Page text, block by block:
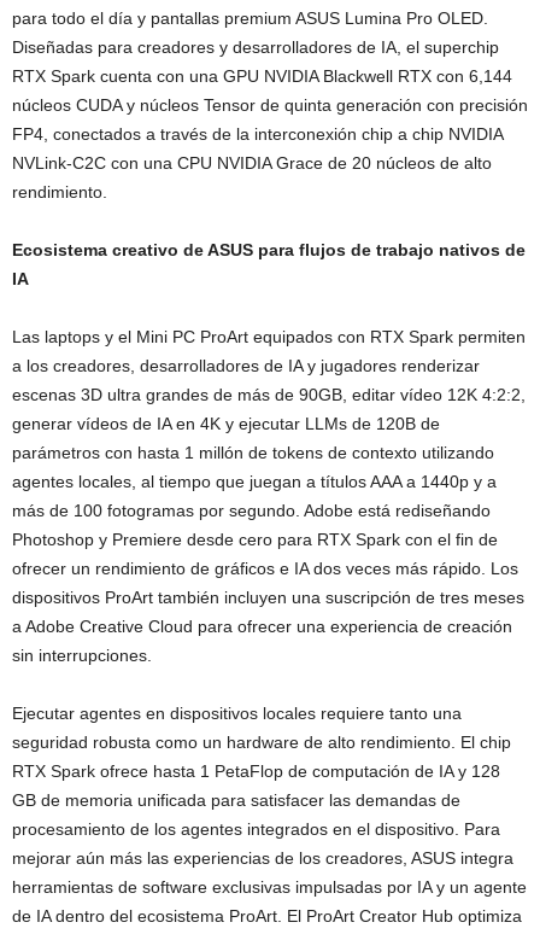
para todo el día y pantallas premium ASUS Lumina Pro OLED.
Diseñadas para creadores y desarrolladores de IA, el superchip
RTX Spark cuenta con una GPU NVIDIA Blackwell RTX con 6,144
núcleos CUDA y núcleos Tensor de quinta generación con precisión
FP4, conectados a través de la interconexión chip a chip NVIDIA
NVLink-C2C con una CPU NVIDIA Grace de 20 núcleos de alto
rendimiento.
Ecosistema creativo de ASUS para flujos de trabajo nativos de
IA
Las laptops y el Mini PC ProArt equipados con RTX Spark permiten
a los creadores, desarrolladores de IA y jugadores renderizar
escenas 3D ultra grandes de más de 90GB, editar vídeo 12K 4:2:2,
generar vídeos de IA en 4K y ejecutar LLMs de 120B de
parámetros con hasta 1 millón de tokens de contexto utilizando
agentes locales, al tiempo que juegan a títulos AAA a 1440p y a
más de 100 fotogramas por segundo. Adobe está rediseñando
Photoshop y Premiere desde cero para RTX Spark con el fin de
ofrecer un rendimiento de gráficos e IA dos veces más rápido. Los
dispositivos ProArt también incluyen una suscripción de tres meses
a Adobe Creative Cloud para ofrecer una experiencia de creación
sin interrupciones.
Ejecutar agentes en dispositivos locales requiere tanto una
seguridad robusta como un hardware de alto rendimiento. El chip
RTX Spark ofrece hasta 1 PetaFlop de computación de IA y 128
GB de memoria unificada para satisfacer las demandas de
procesamiento de los agentes integrados en el dispositivo. Para
mejorar aún más las experiencias de los creadores, ASUS integra
herramientas de software exclusivas impulsadas por IA y un agente
de IA dentro del ecosistema ProArt. El ProArt Creator Hub optimiza